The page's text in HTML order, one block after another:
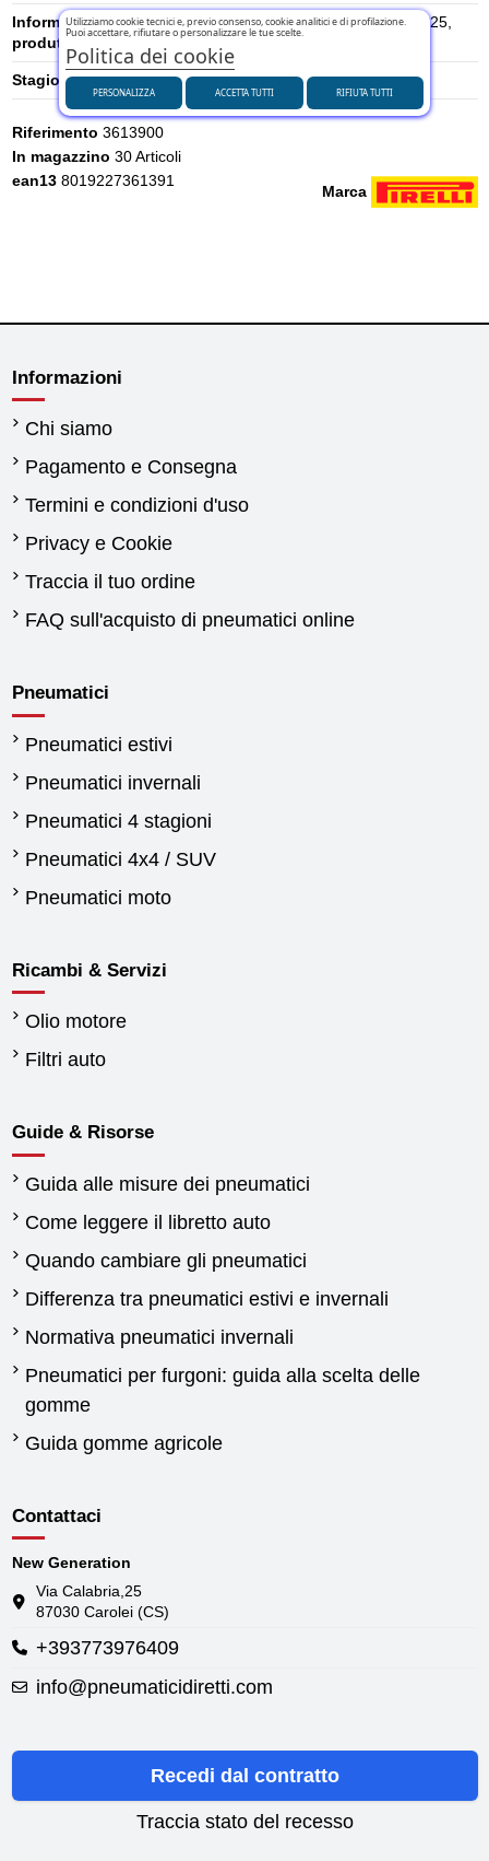
Informazioni di sicurezza del
produttore
Viale Piero e Alberto Pirelli 25,
Stagione Estivi
Marca
Riferimento 3613900
In magazzino 30 Articoli
ean13 8019227361391
Informazioni
Chi siamo
Pagamento e Consegna
Termini e condizioni d'uso
Privacy e Cookie
Traccia il tuo ordine
FAQ sull'acquisto di pneumatici online
Pneumatici
Pneumatici estivi
Pneumatici invernali
Pneumatici 4 stagioni
Pneumatici 4x4 / SUV
Pneumatici moto
Ricambi & Servizi
Olio motore
Filtri auto
Guide & Risorse
Guida alle misure dei pneumatici
Come leggere il libretto auto
Quando cambiare gli pneumatici
Differenza tra pneumatici estivi e invernali
Normativa pneumatici invernali
Pneumatici per furgoni: guida alla scelta delle
gomme
Guida gomme agricole
Contattaci
New Generation
Via Calabria,25
87030 Carolei (CS)
+393773976409
info@pneumaticidiretti.com
Utilizziamo cookie tecnici e, previo consenso, cookie analitici e di profilazione.
Puoi accettare, rifiutare o personalizzare le tue scelte.
Politica dei cookie
PERSONALIZZA RIFIUTA TUTTI
ACCETTA TUTTI
Recedi dal contratto
Traccia stato del recesso